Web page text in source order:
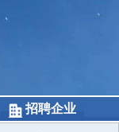
招聘企业